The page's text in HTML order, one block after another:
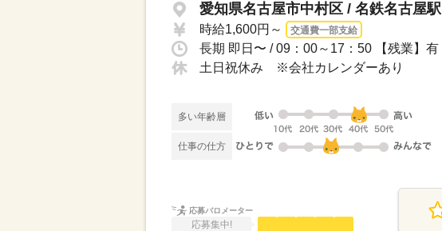
愛知県名古屋市中村区 / 名鉄名古屋駅
時給1,600円～ 交通費一部支給
土日祝休み ※会社カレンダーあり
多い年齢層
仕事の仕方
応募バロメーター
応募集中!